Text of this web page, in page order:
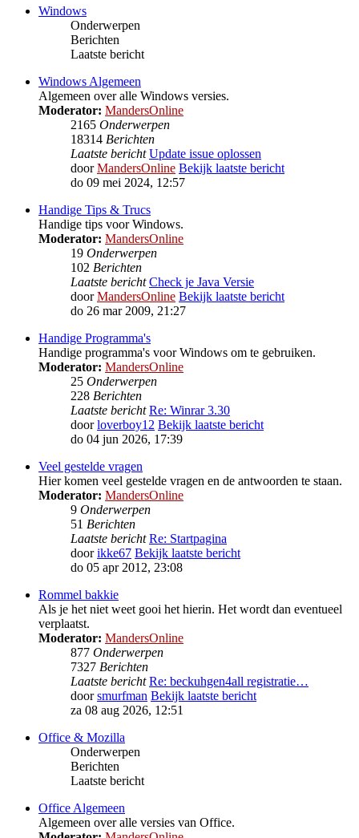
Windows
Onderwerpen
Berichten
Laatste bericht
Windows Algemeen
Algemeen over alle Windows versies.
Moderator: MandersOnline
2165 Onderwerpen
18314 Berichten
Laatste bericht Update issue oplossen
doorMandersOnline Bekijk laatste bericht
do 09 mei 2024, 12:57
Handige Tips & Trucs
Handige tips voor Windows.
Moderator: MandersOnline
19 Onderwerpen
102 Berichten
Laatste bericht Check je Java Versie
doorMandersOnline Bekijk laatste bericht
do 26 mar 2009, 21:27
Handige Programma's
Handige programma's voor Windows om te gebruiken.
Moderator: MandersOnline
25 Onderwerpen
228 Berichten
Laatste bericht Re: Winrar 3.30
doorloverboy12 Bekijk laatste bericht
do 04 jun 2026, 17:39
Veel gestelde vragen
Hier komen veel gestelde vragen en de antwoorden te staan.
Moderator: MandersOnline
9 Onderwerpen
51 Berichten
Laatste bericht Re: Startpagina
doorikke67 Bekijk laatste bericht
do 05 apr 2012, 23:08
Rommel bakkie
Als je het niet weet gooi het hierin. Het wordt dan eventueel
verplaatst.
Moderator: MandersOnline
877 Onderwerpen
7327 Berichten
Laatste bericht Re: beckuhgen4all registratie…
doorsmurfman Bekijk laatste bericht
za 08 aug 2026, 12:51
Office & Mozilla
Onderwerpen
Berichten
Laatste bericht
Office Algemeen
Algemeen over alle versies van Office.